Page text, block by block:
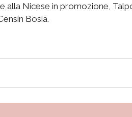
alla Nicese in promozione,
Bosia.